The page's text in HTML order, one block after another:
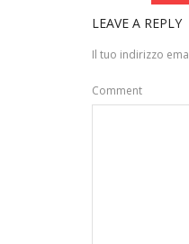
LEAVE A REPLY
Il tuo indirizzo
Comment